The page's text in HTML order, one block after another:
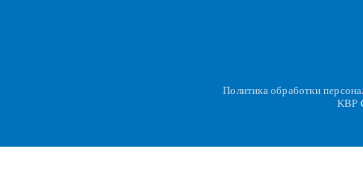
Политика обработки
KBP